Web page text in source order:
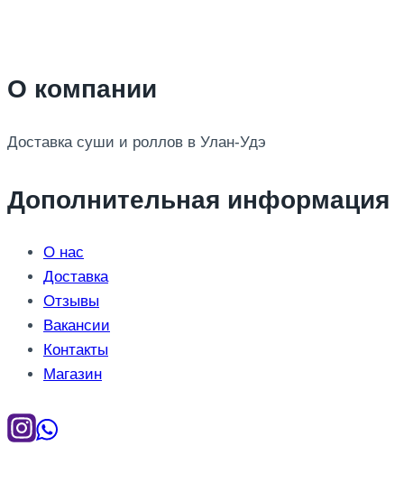
О компании
Доставка суши и роллов в Улан-Удэ
Дополнительная информация
О нас
Доставка
Отзывы
Вакансии
Контакты
Магазин